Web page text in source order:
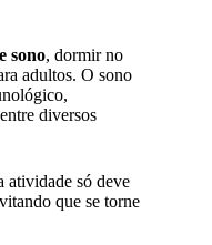
sono, dormir no
adultos. O sono
diversos
atividade só deve
que se torne